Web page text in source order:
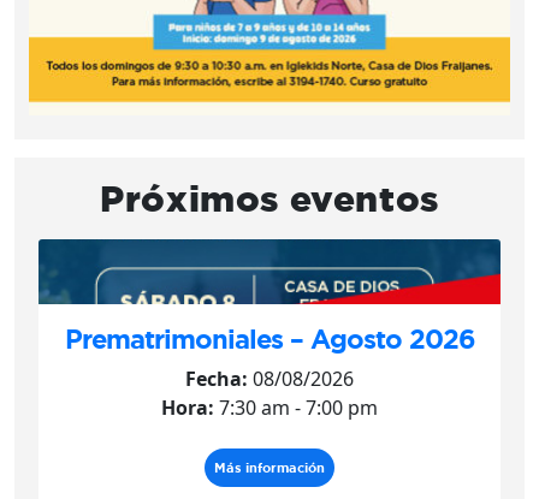
Próximos eventos
Prematrimoniales – Agosto 2026
Fecha: 08/08/2026
Hora: 7:30 am - 7:00 pm
Más información